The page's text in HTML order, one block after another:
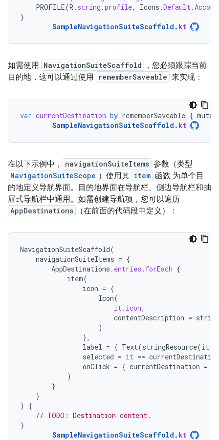
PROFILE(R . string .profile, Icons .Default .
}
SampleNavigationSuiteScaffold . kt
如需使用 NavigationSuiteScaffold
，您必须跟踪当前
目的地，这可以通过使用
rememberSaveable 来实现：
var currentDestination by rememberSaveable {
SampleNavigationSuiteScaffold . kt
在以下示例中， navigationSuiteItems 参数（类型
NavigationSuiteScope ）使用其 item 函数 为单个目
的地定义导航界面。目的地界面在导航栏、侧边导航栏和抽
屉式导航栏中通用。如需创建导航项，您可以遍历
AppDestinations （在前面的代码段中定义）：
NavigationSuiteScaffold(
navigationSuiteItems = {
AppDestinations . entries . forEach {
item(
icon = {
Icon(
it . icon,
contentDescription =
)
},
label = { Text(stringResource(it
selected = it == currentDestination
onClick = { currentDestination =
)
}
}
)
{
// TODO: Destination content.
}
SampleNavigationSuiteScaffold . kt